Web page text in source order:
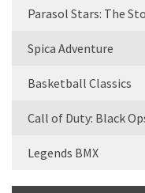
Parasol Stars: The
Spica Adventure
Basketball Classics
Call of Duty: Black
Legends BMX